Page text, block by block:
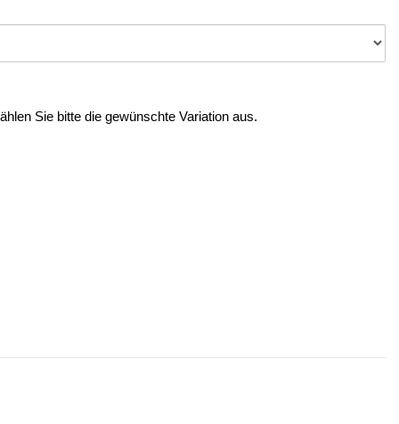
Sie bitte die gewünschte Variation aus.